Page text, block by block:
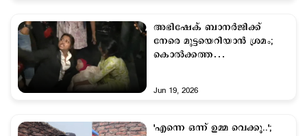
അഭിഷേക് ബാനർജിക്ക്
നേരെ മുട്ടയെറിയാൻ ശ്രമം;
കൊൽക്കത്ത
Jun 19, 2026
'എന്നെ ഒന്ന് ഉമ്മ വെക്കൂ..';